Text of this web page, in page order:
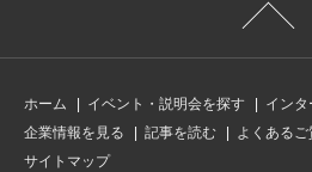
ホーム イベント・説明会を探す
イン
企業情報を見る
記事を読む よくあるご
サイトマップ